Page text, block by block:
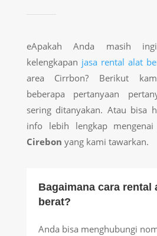
eApakah Anda masih
kelengkapan jasa rental alat
area Cirrbon? Berikut
beberapa pertanyaan
sering ditanyakan. Atau bisa
info lebih lengkap
Cirebon yang kami tawarkan.
Bagaimana cara rental
berat?
Anda bisa menghubungi